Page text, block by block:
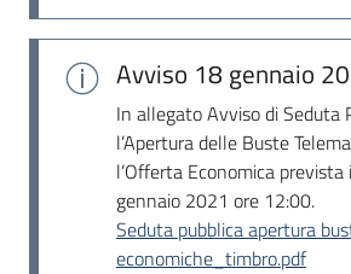
Avviso 18 gennaio
In allegato Avviso di Seduta
l’Apertura delle Buste
l’Offerta Economica
gennaio 2021 ore 12:00.
Seduta pubblica apertura
economiche_timbro.pdf